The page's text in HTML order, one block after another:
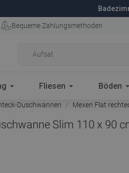
Bequeme Zahlungsmethoden
Fliesen Böden
Duschwannen Mexen Flat
Slim 110 x 90